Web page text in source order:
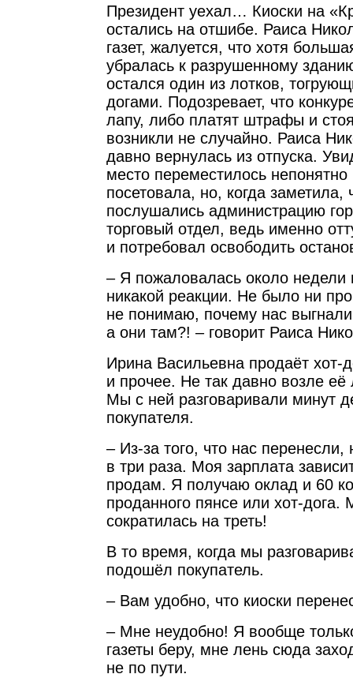
Президент уехал… Киоски на
остались на отшибе. Раиса
газет, жалуется, что хотя
убралась к разрушенному
остался один из лотков,
догами. Подозревает, что
лапу, либо платят штрафы и
возникли не случайно. Раиса
давно вернулась из отпуска.
место переместилось непонятно
посетовала, но, когда заметила,
послушались администрацию
торговый отдел, ведь именно
и потребовал освободить
– Я пожаловалась около недели
никакой реакции. Не было ни
не понимаю, почему нас
а они там?! – говорит Раиса
Ирина Васильевна продаёт хот-
и прочее. Не так давно возле
Мы с ней разговаривали минут
покупателя.
– Из-за того, что нас
в три раза. Моя зарплата
продам. Я получаю оклад и 60
проданного пянсе или хот-дога.
сократилась на треть!
В то время, когда мы
подошёл покупатель.
– Вам удобно, что киоски
– Мне неудобно! Я вообще
газеты беру, мне лень сюда
не по пути.